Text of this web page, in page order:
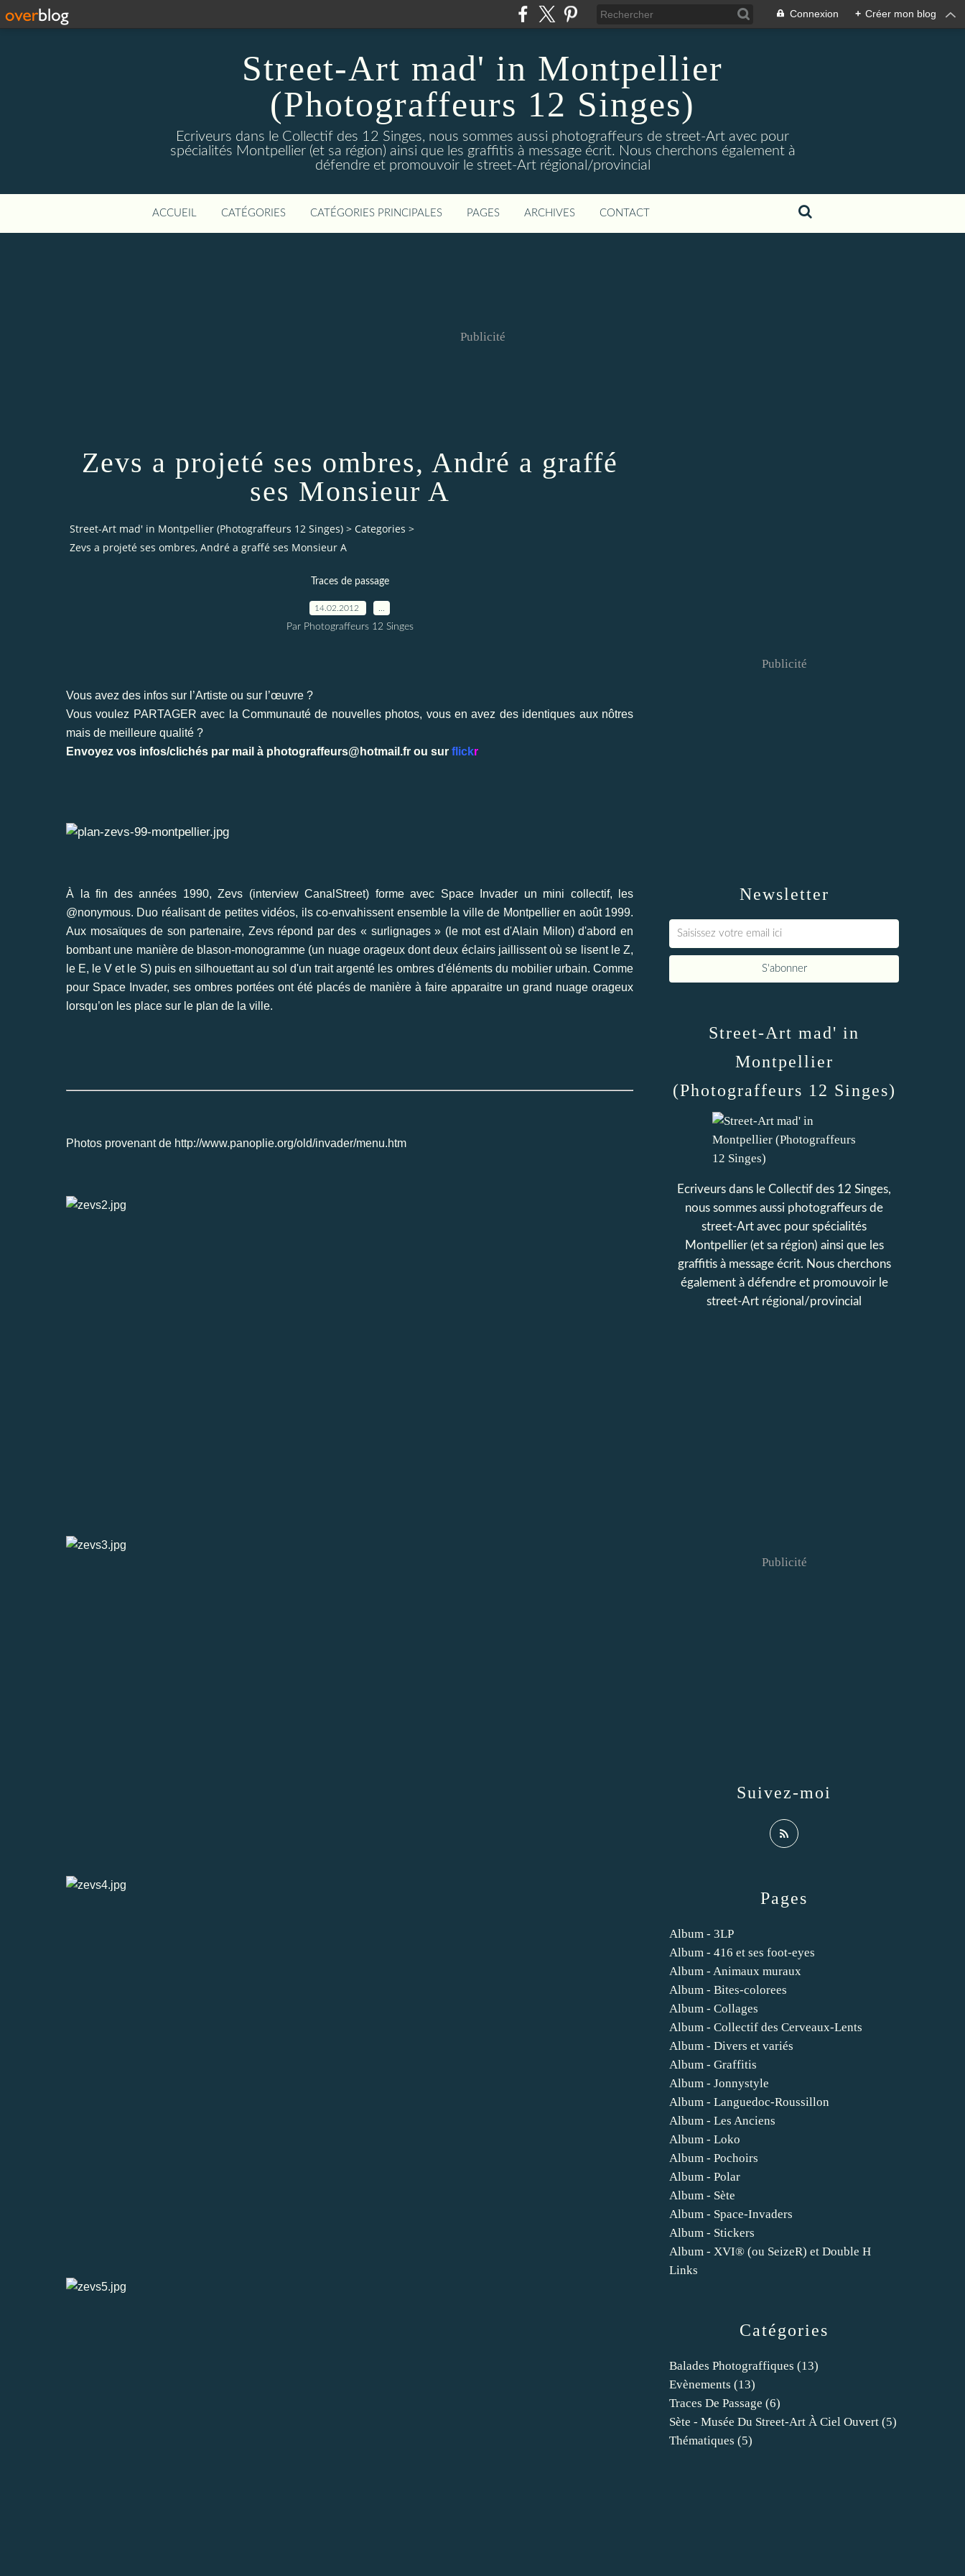
Connexion + Créer mon blog
Street-Art mad' in Montpellier
(Photograffeurs 12 Singes)
Ecriveurs dans le Collectif des 12 Singes, nous sommes aussi photograffeurs de street-Art avec pour
spécialités Montpellier (et sa région) ainsi que les graffitis à message écrit. Nous cherchons également à
défendre et promouvoir le street-Art régional/provincial
ACCUEIL CATÉGORIES CATÉGORIES PRINCIPALES PAGES ARCHIVES CONTACT
Publicité
Zevs a projeté ses ombres, André a graffé
ses Monsieur A
Street-Art mad' in Montpellier (Photograffeurs 12 Singes) > Categories >
Zevs a projeté ses ombres, André a graffé ses Monsieur A
Traces de passage
14.02.2012
Par Photograffeurs 12 Singes
Vous avez des infos sur l’Artiste ou sur l’œuvre ?
Vous voulez PARTAGER avec la Communauté de nouvelles photos, vous en avez des identiques aux nôtres
mais de meilleure qualité ?
Envoyez vos infos/clichés par mail à photograffeurs@hotmail.fr ou sur flickr
À la fin des années 1990, Zevs (interview CanalStreet) forme avec Space Invader un mini collectif, les
@nonymous. Duo réalisant de petites vidéos, ils co-envahissent ensemble la ville de Montpellier en août 1999.
Aux mosaïques de son partenaire, Zevs répond par des « surlignages » (le mot est d'Alain Milon) d'abord en
bombant une manière de blason-monogramme (un nuage orageux dont deux éclairs jaillissent où se lisent le Z,
le E, le V et le S) puis en silhouettant au sol d'un trait argenté les ombres d'éléments du mobilier urbain. Comme
pour Space Invader, ses ombres portées ont été placés de manière à faire apparaitre un grand nuage orageux
lorsqu’on les place sur le plan de la ville.
Photos provenant de http://www.panoplie.org/old/invader/menu.htm
Newsletter
Publicité
Catégories
Balades Photograffiques (13)
Evènements (13)
Traces De Passage (6)
Sète - Musée Du Street-Art À Ciel Ouvert (5)
Thématiques (5)
Pages
Album - 3LP
Album - 416 et ses foot-eyes
Album - Animaux muraux
Album - Bites-colorees
Album - Collages
Album - Collectif des Cerveaux-Lents
Album - Divers et variés
Album - Graffitis
Album - Jonnystyle
Album - Languedoc-Roussillon
Album - Les Anciens
Album - Loko
Album - Pochoirs
Album - Polar
Album - Sète
Album - Space-Invaders
Album - Stickers
Album - XVI® (ou SeizeR) et Double H
Links
Street-Art mad' in
Montpellier
(Photograffeurs 12 Singes)
Ecriveurs dans le Collectif des 12 Singes,
nous sommes aussi photograffeurs de
street-Art avec pour spécialités
Montpellier (et sa région) ainsi que les
graffitis à message écrit. Nous cherchons
également à défendre et promouvoir le
street-Art régional/provincial
Suivez-moi
Publicité